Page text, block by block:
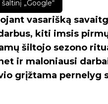
„Google“
vasarišką
kiti imsis
šiltojo sezono
ir maloniausi
grįžtama pernelyg